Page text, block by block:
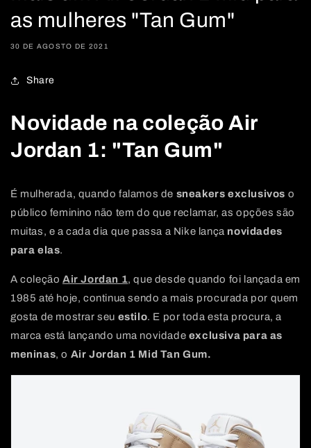
as mulheres "Tan Gum"
30 DE AGOSTO DE 2021
Share
Novidade na coleção Air
Jordan 1: "Tan Gum"
É mulherada, quando falamos de sneakers exclusivos o
público feminino não tem do que reclamar, as opções são
muitas, e a cada dia que passa a Nike lança novidades
para elas.
A coleção Air Jordan 1, que desde quando foi lançada em
1985 até hoje, continua sendo a mais procurada por quem
gosta de mostrar seu estilo. E por toda esta procura, a
marca está lançando uma novidade exclusiva para as
meninas, o Air Jordan 1 Mid Tan Gum.